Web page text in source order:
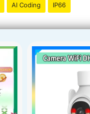
AI Coding IP66